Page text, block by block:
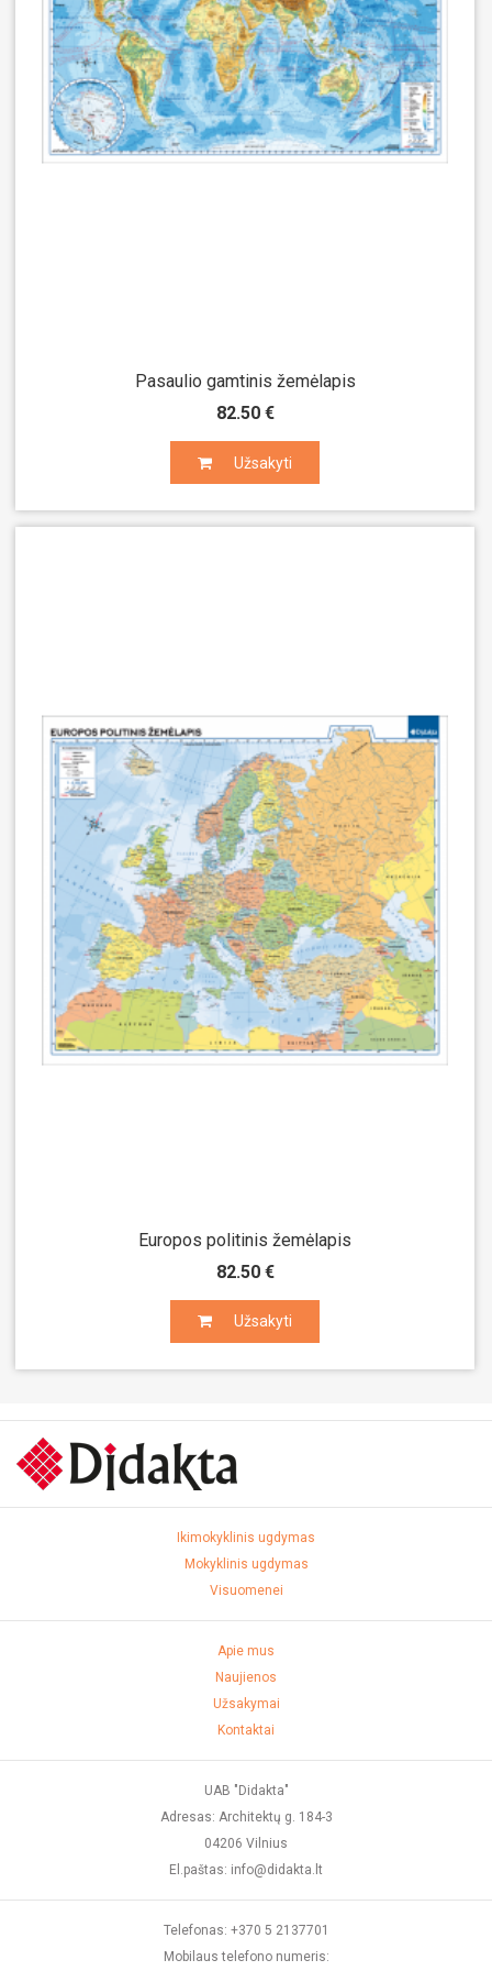
Pasaulio gamtinis žemėlapis
82.50 €
Užsakyti
Užsakyti
Europos politinis žemėlapis
82.50 €
Užsakyti
Užsakyti
Ikimokyklinis ugdymas
Mokyklinis ugdymas
Visuomenei
Apie mus
Naujienos
Užsakymai
Kontaktai
UAB "Didakta"
Adresas: Architektų g. 184-3
04206 Vilnius
El.paštas: info@didakta.lt
Telefonas: +370 5 2137701
Mobilaus telefono numeris: